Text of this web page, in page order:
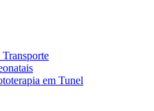
em Tunel